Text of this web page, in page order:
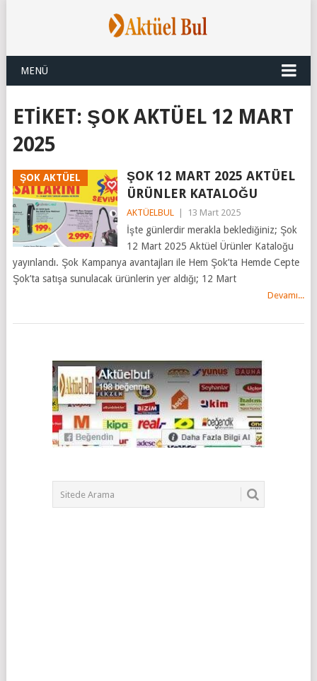
MENÜ
ETIKET: ŞOK AKTÜEL 12 MART
2025
ŞOK AKTÜEL
ŞOK 12 MART 2025 AKTÜEL
ÜRÜNLER KATALOĞU
AKTÜELBUL 13 Mart 2025
İşte günlerdir merakla beklediğiniz; Şok
12 Mart 2025 Aktüel Ürünler Kataloğu
yayınlandı. Şok Kampanya avantajları ile Hem Şok’ta Hemde Cepte
Şok’ta satışa sunulacak ürünlerin yer aldığı; 12 Mart
Devamı...
NAVIGATION